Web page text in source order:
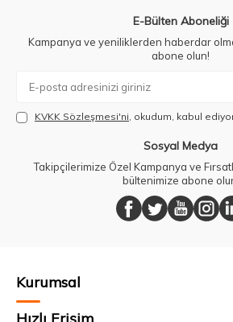
E-Bülten Aboneliği
Kampanya ve yeniliklerden haberdar
abone olun!
KVKK Sözleşmesi'ni, okudum, kabul
Sosyal Medya
Takipçilerimize Özel Kampanya ve
bültenimize abone
Kurumsal